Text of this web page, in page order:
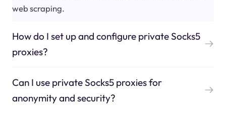
web scraping.
How do I set up and configure private Socks5
proxies?
Can I use private Socks5 proxies for
anonymity and security?